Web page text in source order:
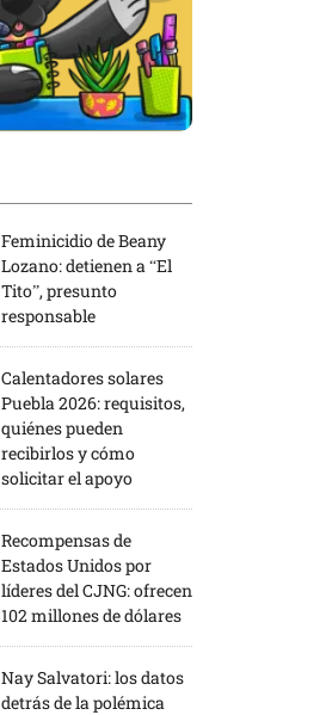
Feminicidio de Beany
Lozano: detienen a “El
Tito”, presunto
responsable
Calentadores solares
Puebla 2026: requisitos,
quiénes pueden
recibirlos y cómo
solicitar el apoyo
Recompensas de
Estados Unidos por
líderes del CJNG: ofrecen
102 millones de dólares
Nay Salvatori: los datos
detrás de la polémica